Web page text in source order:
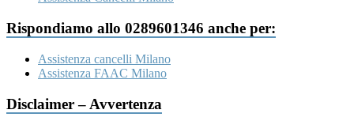
Rispondiamo allo 0289601346 anche per:
Assistenza cancelli Milano
Assistenza FAAC Milano
Disclaimer – Avvertenza